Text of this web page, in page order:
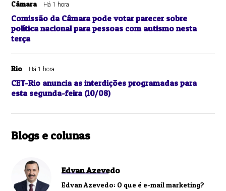
Câmara Há 1 hora
Comissão da Câmara pode votar parecer sobre
política nacional para pessoas com autismo nesta
terça
Rio Há 1 hora
CET-Rio anuncia as interdições programadas para
esta segunda-feira (10/08)
Blogs e colunas
Edvan Azevedo
Edvan Azevedo: O que é e-mail marketing?